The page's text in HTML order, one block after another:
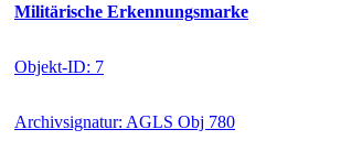
Militärische Erkennungsmarke
Objekt-ID: 7
Archivsignatur: AGLS Obj 780